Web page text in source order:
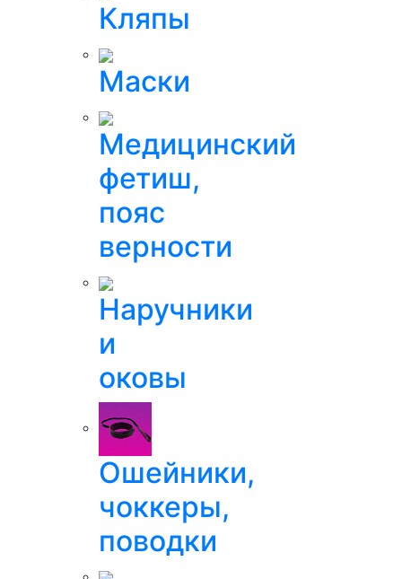
Кляпы
Маски
Медицинский
фетиш,
пояс
верности
Наручники
и
оковы
Ошейники,
чоккеры,
поводки